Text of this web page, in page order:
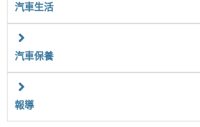
汽車生活
汽車保養
報導